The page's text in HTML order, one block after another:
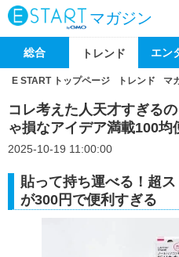
マガジン
総合 トレンド エン
E START トップページ トレンド マ
コレ考えた人天才すぎる
ゃ損なアイデア満載100均
2025-10-19 11:00:00
貼って持ち運べる！超
が300円で便利すぎる